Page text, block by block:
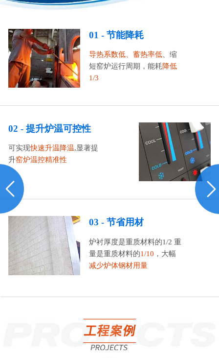
01 - 节能降耗
导热系数低、蓄热率低、缩
短窑炉运行周期，能耗降低
1/3
02 - 提升炉温可控性
可实现快速升温降温,显著提
升窑炉温控精准性
03 - 节省用材
炉衬厚度是重质材料的1/2 重
量是重质材料的1/10 ，大幅
减少炉体钢材用量